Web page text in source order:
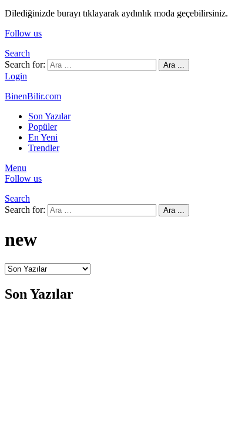
Dilediğinizde burayı tıklayarak aydınlık moda geçebilirsiniz.
Follow us
Search
Search for:
Ara ...
Login
BinenBilir.com
Son Yazılar
Popüler
En Yeni
Trendler
Menu
Follow us
Search
Search for:
Ara ...
new
Son Yazılar